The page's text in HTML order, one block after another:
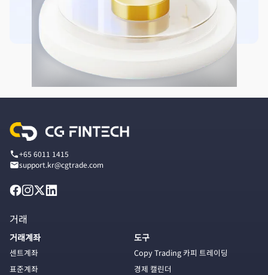
+65 6011 1415
support.kr@cgtrade.com
거래
거래계좌
센트계좌
표준계좌
도구
Copy Trading 카피 트레이딩
경제 캘린더